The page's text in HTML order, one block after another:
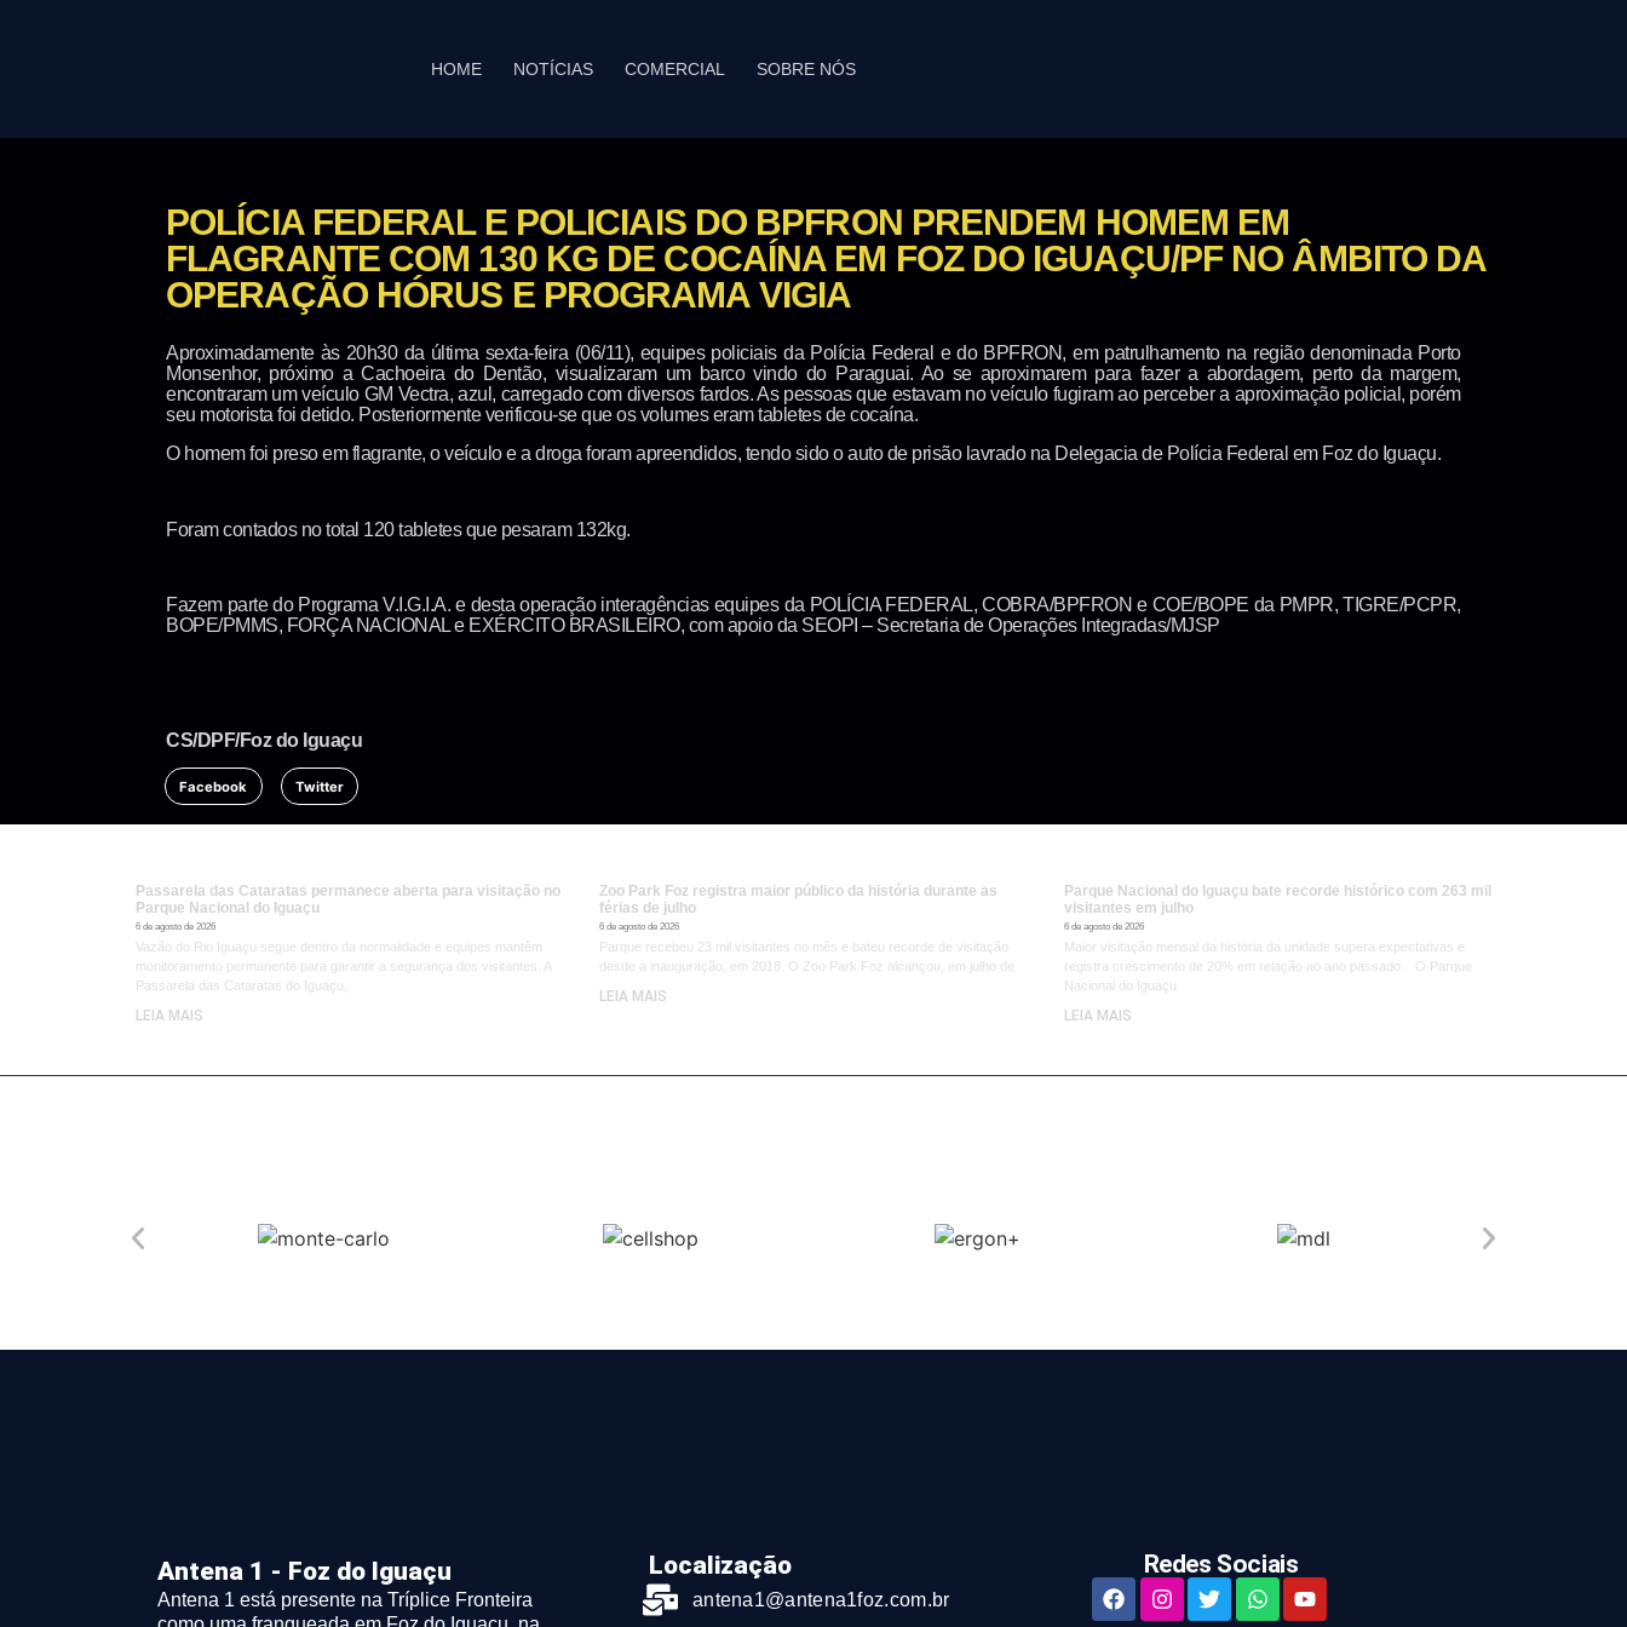
HOME NOTÍCIAS COMERCIAL SOBRE NÓS
POLÍCIA FEDERAL E POLICIAIS DO BPFRON PRENDEM HOMEM EM
FLAGRANTE COM 130 KG DE COCAÍNA EM FOZ DO IGUAÇU/PF NO ÂMBITO DA
OPERAÇÃO HÓRUS E PROGRAMA VIGIA
Aproximadamente às 20h30 da última sexta-feira (06/11), equipes policiais da Polícia Federal e do BPFRON, em patrulhamento na região denominada Porto
Monsenhor, próximo a Cachoeira do Dentão, visualizaram um barco vindo do Paraguai. Ao se aproximarem para fazer a abordagem, perto da margem,
encontraram um veículo GM Vectra, azul, carregado com diversos fardos. As pessoas que estavam no veículo fugiram ao perceber a aproximação policial, porém
seu motorista foi detido. Posteriormente verificou-se que os volumes eram tabletes de cocaína.
O homem foi preso em flagrante, o veículo e a droga foram apreendidos, tendo sido o auto de prisão lavrado na Delegacia de Polícia Federal em Foz do Iguaçu.
Foram contados no total 120 tabletes que pesaram 132kg.
Fazem parte do Programa V.I.G.I.A. e desta operação interagências equipes da POLÍCIA FEDERAL, COBRA/BPFRON e COE/BOPE da PMPR, TIGRE/PCPR,
BOPE/PMMS, FORÇA NACIONAL e EXÉRCITO BRASILEIRO, com apoio da SEOPI – Secretaria de Operações Integradas/MJSP
CS/DPF/Foz do Iguaçu
Facebook Twitter
Passarela das Cataratas permanece aberta para visitação no
Parque Nacional do Iguaçu
6 de agosto de 2026
Vazão do Rio Iguaçu segue dentro da normalidade e equipes mantêm
monitoramento permanente para garantir a segurança dos visitantes. A
Passarela das Cataratas do Iguaçu,
LEIA MAIS
Zoo Park Foz registra maior público da história durante as
férias de julho
6 de agosto de 2026
Parque recebeu 23 mil visitantes no mês e bateu recorde de visitação
desde a inauguração, em 2018. O Zoo Park Foz alcançou, em julho de
LEIA MAIS
Parque Nacional do Iguaçu bate recorde histórico com 263 mil
visitantes em julho
6 de agosto de 2026
Maior visitação mensal da história da unidade supera expectativas e
registra crescimento de 20% em relação ao ano passado. O Parque
Nacional do Iguaçu
LEIA MAIS
Antena 1 - Foz do Iguaçu
Antena 1 está presente na Tríplice Fronteira
Localização
antena1@antena1foz.com.br
Redes Sociais